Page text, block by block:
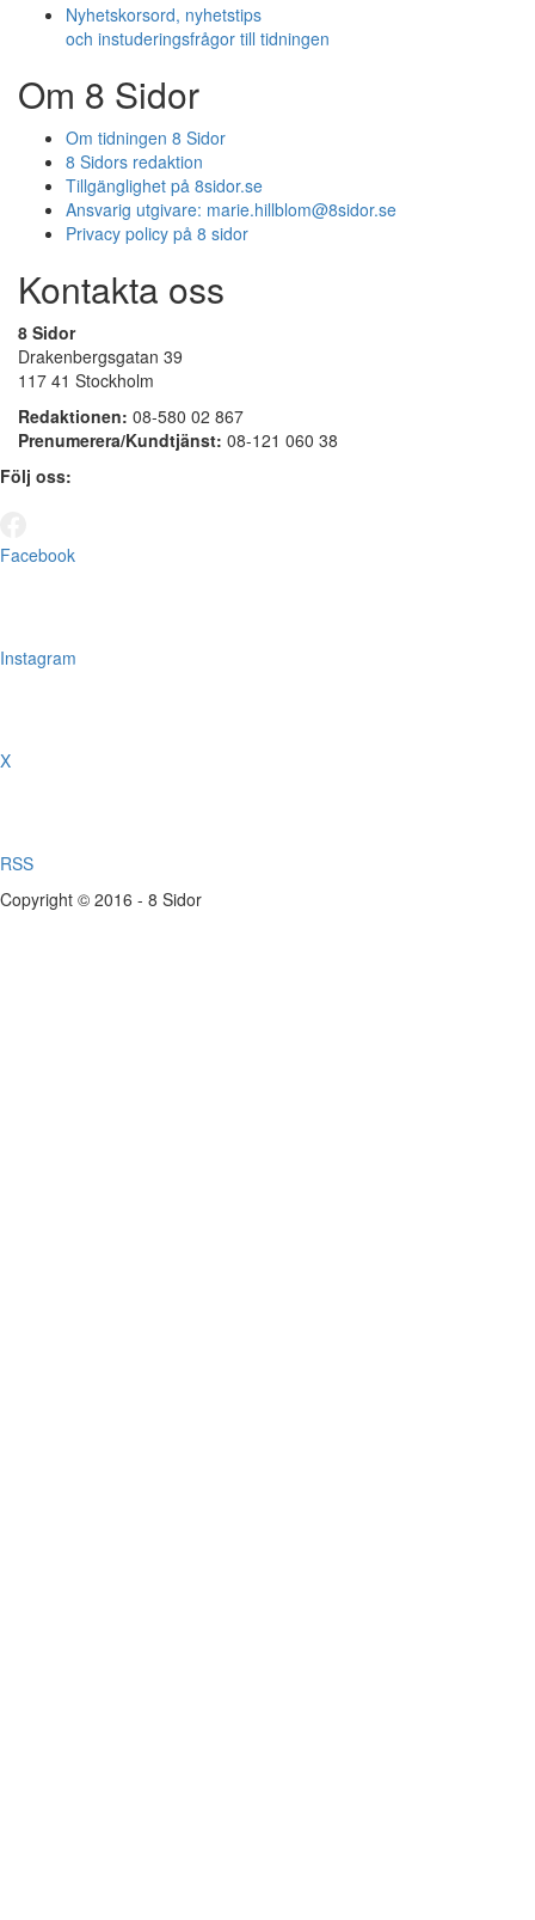
Nyhetskorsord, nyhetstips
och instuderingsfrågor till tidningen
Om 8 Sidor
Om tidningen 8 Sidor
8 Sidors redaktion
Tillgänglighet på 8sidor.se
Ansvarig utgivare: marie.hillblom@8sidor.se
Privacy policy på 8 sidor
Kontakta oss
8 Sidor
Drakenbergsgatan 39
117 41 Stockholm
Redaktionen: 08-580 02 867
Prenumerera/Kundtjänst: 08-121 060 38
Följ oss:
Facebook
Instagram
X
RSS
Copyright © 2016 - 8 Sidor